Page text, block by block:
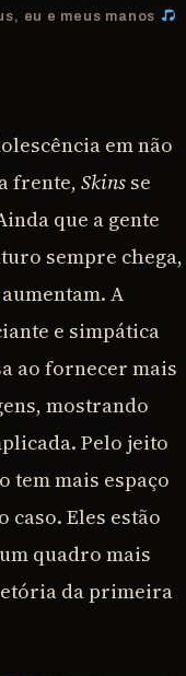
eu e meus manos
em não
frente, Skins se
que a gente
sempre chega,
A
e simpática
ao fornecer mais
mostrando
Pelo jeito
tem mais espaço
caso. Eles estão
quadro mais
da primeira